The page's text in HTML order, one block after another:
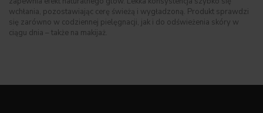
wchłania, pozostawiając cerę świeżą i wygładzoną. Produkt sprawdzi
się zarówno w codziennej pielęgnacji, jak i do odświeżenia skóry w
ciągu dnia – także na makijaż.